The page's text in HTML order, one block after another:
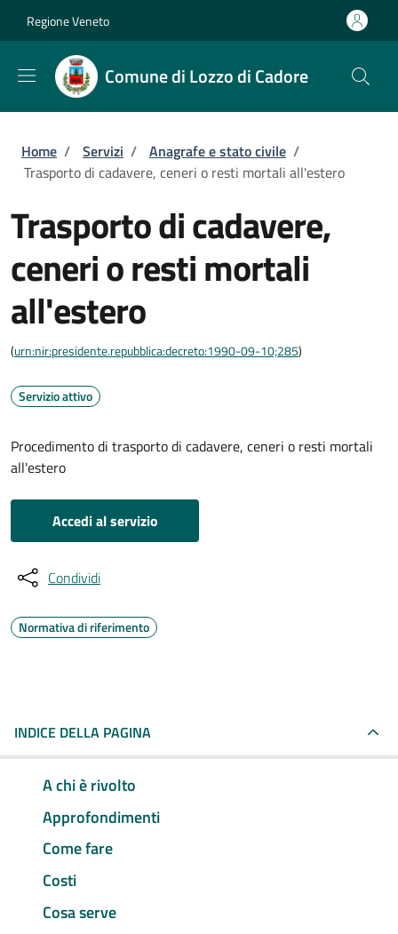
Regione Veneto
Comune di Lozzo di Cadore
Briciole di pane
Home / Servizi / Anagrafe e stato civile /
Trasporto di cadavere, ceneri o resti mortali all'estero
Trasporto di cadavere,
ceneri o resti mortali
all'estero
(urn:nir:presidente.repubblica:decreto:1990-09-10;285)
Servizio attivo
Procedimento di trasporto di cadavere, ceneri o resti mortali
all'estero
Accedi al servizio
Condividi
Normativa di riferimento
INDICE DELLA PAGINA
A chi è rivolto
Approfondimenti
Come fare
Costi
Cosa serve